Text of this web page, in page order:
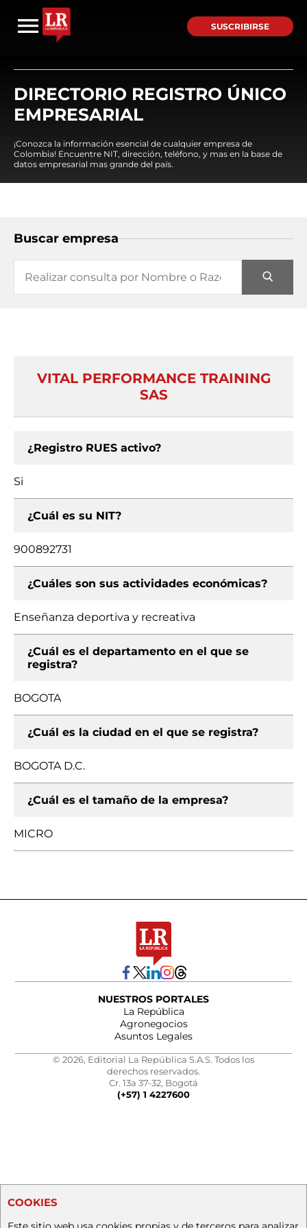
SUSCRIBIRSE
DIRECTORIO REGISTRO ÚNICO
EMPRESARIAL
¡Conozca la información esencial de cualquier empresa de
Colombia! Encuentre NIT, dirección, teléfono, y mas en la base de
datos empresarial mas grande del país.
Buscar empresa
VITAL PERFORMANCE TRAINING
SAS
¿Registro RUES activo?
Si
¿Cuál es su NIT?
900892731
¿Cuáles son sus actividades económicas?
Enseñanza deportiva y recreativa
¿Cuál es el departamento en el que se
registra?
BOGOTA
¿Cuál es la ciudad en el que se registra?
BOGOTA D.C.
¿Cuál es el tamaño de la empresa?
MICRO
NUESTROS PORTALES
La República
Agronegocios
Asuntos Legales
© 2026, Editorial La República S.A.S. Todos los
derechos reservados.
Cr. 13a 37-32, Bogotá
(+57) 1 4227600
COOKIES